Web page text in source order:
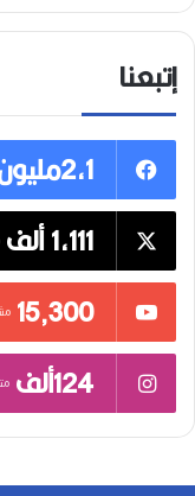
إتبعنا
2,1مليون
1,111 ألف
15٬300
124ألف